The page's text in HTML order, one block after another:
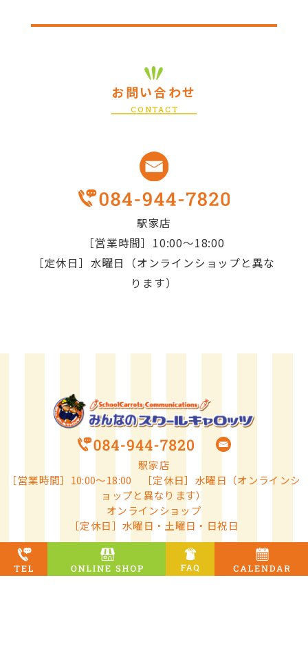
お問い合わせ
CONTACT
駅家店
［営業時間］10:00～18:00
［定休日］水曜日（オンラインショップと異な
ります）
駅家店
［営業時間］10:00～18:00 ［定休日］水曜日（オンラインシ
ョップと異なります）
オンラインショップ
［定休日］水曜日・土曜日・日祝日
オンラインショップ